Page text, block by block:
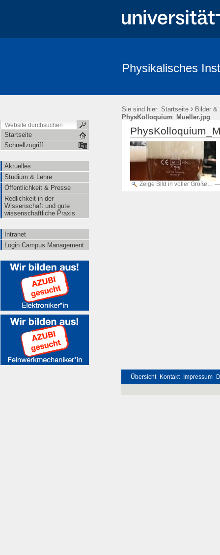
Physikalisches
Sie sind hier: Startseite › Bilder &
PhysKolloquium_Mueller.jpg
Startseite
Schnellzugriff
Aktuelles
Studium & Lehre
Öffentlichkeit & Presse
Redlichkeit in der
Wissenschaft und gute
wissenschaftliche Praxis
Intranet
Login Campus Management
Zeige Bild in voller Größe…
Übersicht Kontakt Impressum